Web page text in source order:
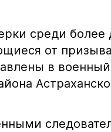
среди
от
в